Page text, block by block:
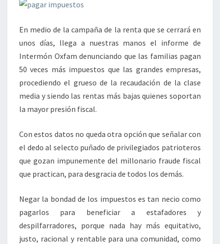
En medio de la campaña de la renta que se cerrará en
unos días, llega a nuestras manos el informe de
Intermón Oxfam denunciando que las familias pagan
50 veces más impuestos que las grandes empresas,
procediendo el grueso de la recaudación de la clase
media y siendo las rentas más bajas quienes soportan
la mayor presión fiscal.
Con estos datos no queda otra opción que señalar con
el dedo al selecto puñado de privilegiados patrioteros
que gozan impunemente del millonario fraude fiscal
que practican, para desgracia de todos los demás.
Negar la bondad de los impuestos es tan necio como
pagarlos para beneficiar a estafadores y
despilfarradores, porque nada hay más equitativo,
justo, racional y rentable para una comunidad, como